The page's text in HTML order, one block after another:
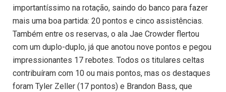
importantíssimo na rotação, saindo do banco para fazer
mais uma boa partida: 20 pontos e cinco assistências.
Também entre os reservas, o ala Jae Crowder flertou
com um duplo-duplo, já que anotou nove pontos e pegou
impressionantes 17 rebotes. Todos os titulares celtas
contribuíram com 10 ou mais pontos, mas os destaques
foram Tyler Zeller (17 pontos) e Brandon Bass, que